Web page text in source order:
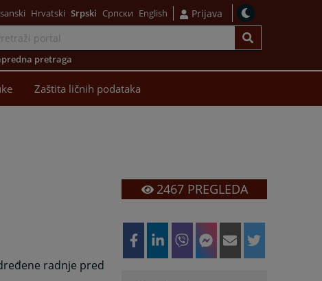
Hrvatski Srpski Српски English Prijava
pretraga
Zaštita ličnih podataka
radnje pred
2467PREGLEDA